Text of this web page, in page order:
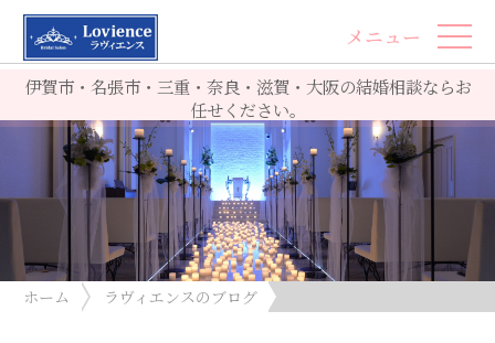
伊賀市・名張市・三重・奈良・滋賀・大阪の結婚相談ならお
任せください。
メニュー
ホーム
ラヴィエンスのブログ